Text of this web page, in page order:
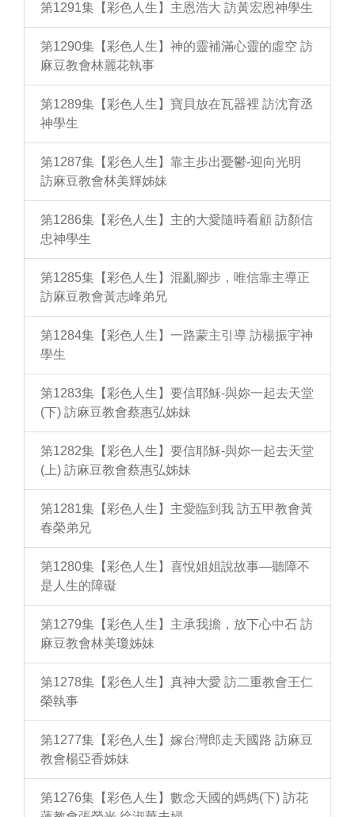
第1291集【彩色人生】主恩浩大 訪黃宏恩神學生
第1290集【彩色人生】神的靈補滿心靈的虛空 訪
麻豆教會林麗花執事
第1289集【彩色人生】寶貝放在瓦器裡 訪沈育丞
神學生
第1287集【彩色人生】靠主步出憂鬱-迎向光明
訪麻豆教會林美輝姊妹
第1286集【彩色人生】主的大愛隨時看顧 訪顏信
忠神學生
第1285集【彩色人生】混亂腳步，唯信靠主導正
訪麻豆教會黃志峰弟兄
第1284集【彩色人生】一路蒙主引導 訪楊振宇神
學生
第1283集【彩色人生】要信耶穌-與妳一起去天堂
(下) 訪麻豆教會蔡惠弘姊妹
第1282集【彩色人生】要信耶穌-與妳一起去天堂
(上) 訪麻豆教會蔡惠弘姊妹
第1281集【彩色人生】主愛臨到我 訪五甲教會黃
春榮弟兄
第1280集【彩色人生】喜悅姐姐說故事—聽障不
是人生的障礙
第1279集【彩色人生】主承我擔，放下心中石 訪
麻豆教會林美瓊姊妹
第1278集【彩色人生】真神大愛 訪二重教會王仁
榮執事
第1277集【彩色人生】嫁台灣郎走天國路 訪麻豆
教會楊亞香姊妹
第1276集【彩色人生】數念天國的媽媽(下) 訪花